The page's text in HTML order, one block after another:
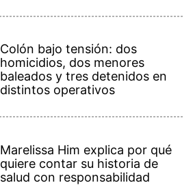
Colón bajo tensión: dos
homicidios, dos menores
baleados y tres detenidos en
distintos operativos
Marelissa Him explica por qué
quiere contar su historia de
salud con responsabilidad